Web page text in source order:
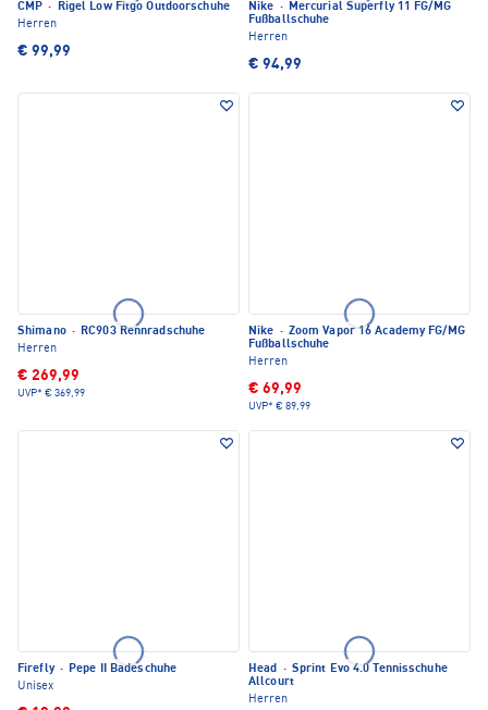
CMP ·
Rigel Low Fitgo Outdoorschuhe
Herren
€ 99,99
Nike · Mercurial Superfly 11 FG/MG
Fußballschuhe
Herren
€ 94,99
Shimano · RC903 Rennradschuhe
Herren
€ 269,99
UVP* € 369,99
Nike · Zoom Vapor 16 Academy FG/MG
Fußballschuhe
Herren
€ 69,99
UVP* € 89,99
Firefly · Pepe II Badeschuhe
Unisex
Head · Sprint Evo 4.0 Tennisschuhe
Allcourt
Herren